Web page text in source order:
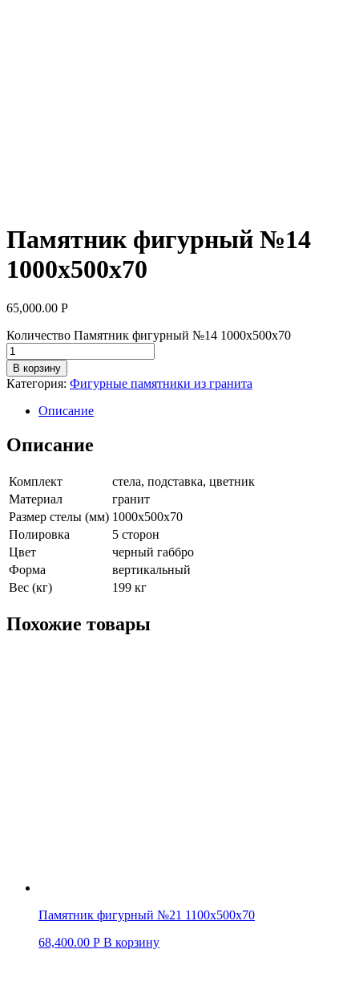
Памятник фигурный №14
1000х500х70
65,000.00 Р
Количество Памятник фигурный №14 1000х500х70
В корзину
Категория: Фигурные памятники из гранита
Описание
Описание
Комплект
стела, подставка, цветник
Материал
гранит
Размер стелы (мм) 1000х500х70
Полировка
5 сторон
Цвет
черный габбро
Форма
вертикальный
Вес (кг)
199 кг
Похожие товары
Памятник фигурный №21 1100х500х70
68,400.00 Р В корзину